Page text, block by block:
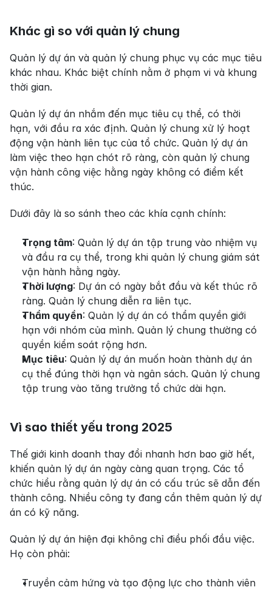
Khác gì so với quản lý chung
Quản lý dự án và quản lý chung phục vụ các mục tiêu
khác nhau. Khác biệt chính nằm ở phạm vi và khung
thời gian.
Quản lý dự án nhắm đến mục tiêu cụ thể, có thời
hạn, với đầu ra xác định. Quản lý chung xử lý hoạt
động vận hành liên tục của tổ chức. Quản lý dự án
làm việc theo hạn chót rõ ràng, còn quản lý chung
vận hành công việc hằng ngày không có điểm kết
thúc.
Dưới đây là so sánh theo các khía cạnh chính:
Trọng tâm: Quản lý dự án tập trung vào nhiệm vụ
và đầu ra cụ thể, trong khi quản lý chung giám sát
vận hành hằng ngày.
Thời lượng: Dự án có ngày bắt đầu và kết thúc rõ
ràng. Quản lý chung diễn ra liên tục.
Thẩm quyền: Quản lý dự án có thẩm quyền giới
hạn với nhóm của mình. Quản lý chung thường có
quyền kiểm soát rộng hơn.
Mục tiêu: Quản lý dự án muốn hoàn thành dự án
cụ thể đúng thời hạn và ngân sách. Quản lý chung
tập trung vào tăng trưởng tổ chức dài hạn.
Vì sao thiết yếu trong 2025
Thế giới kinh doanh thay đổi nhanh hơn bao giờ hết,
khiến quản lý dự án ngày càng quan trọng. Các tổ
chức hiểu rằng quản lý dự án có cấu trúc sẽ dẫn đến
thành công. Nhiều công ty đang cần thêm quản lý dự
án có kỹ năng.
Quản lý dự án hiện đại không chỉ điều phối đầu việc.
Họ còn phải:
Truyền cảm hứng và tạo động lực cho thành viên